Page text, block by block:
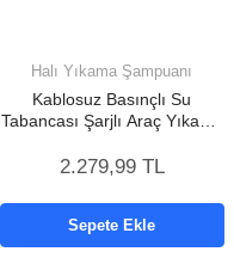
Halı Yıkama Şampuanı
Kablosuz Basınçlı Su
Tabancası Şarjlı Araç Yıkama
2.279,99 TL
Sepete Ekle